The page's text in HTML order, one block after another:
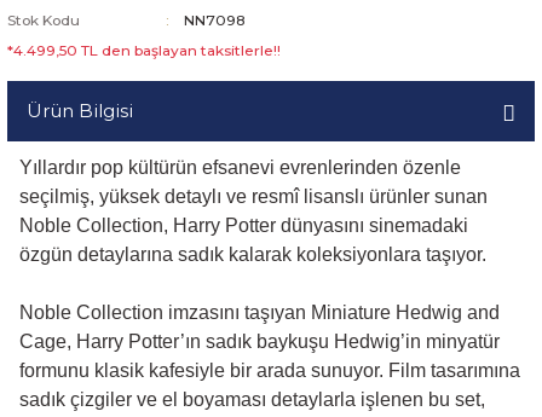
Stok Kodu
NN7098
*4.499,50 TL den başlayan taksitlerle!!
Ürün Bilgisi
Yıllardır pop kültürün efsanevi evrenlerinden özenle
seçilmiş, yüksek detaylı ve resmî lisanslı ürünler sunan
Noble Collection, Harry Potter dünyasını sinemadaki
özgün detaylarına sadık kalarak koleksiyonlara taşıyor.
Noble Collection imzasını taşıyan Miniature Hedwig and
Cage, Harry Potter’ın sadık baykuşu Hedwig’in minyatür
formunu klasik kafesiyle bir arada sunuyor. Film tasarımına
sadık çizgiler ve el boyaması detaylarla işlenen bu set,